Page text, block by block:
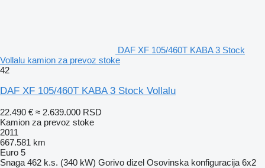
DAF XF 105/460T KABA 3 Stock
Vollalu kamion za prevoz stoke
42
DAF XF 105/460T KABA 3 Stock Vollalu
22.490 € ≈ 2.639.000 RSD
Kamion za prevoz stoke
2011
667.581 km
Euro 5
Snaga 462 k.s. (340 kW) Gorivo dizel Osovinska konfiguracija 6x2